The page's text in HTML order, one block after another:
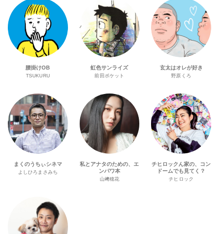
腰掛けOB
TSUKURU
虹色サンライズ
前田ポケット
玄太はオレが好き
野原くろ
まくのうちぃシネマ
よしひろまさみち
私とアナタのための、エ
ンパワ本
山﨑穂花
チヒロックん家の、コン
ドームでも見てく？
チヒロック